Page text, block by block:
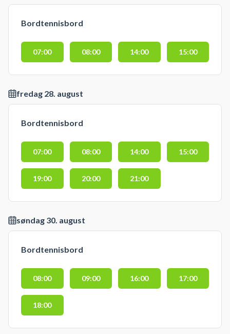
Bordtennisbord
07:00 08:00 14:00 15:00
fredag 28. august
Bordtennisbord
07:00 08:00 14:00 15:00
19:00 20:00 21:00
søndag 30. august
Bordtennisbord
08:00 09:00 16:00 17:00
18:00